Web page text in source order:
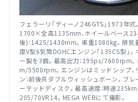
フェラーリ「ディーノ246GTS」1973年
1700×全高1135mm、ホイールベース
後)：1425/1430mm。車重1080kg。排気
度V型6気筒DOHCエンジン「135CS型」
ー製を3個。最高出力：195ps/7600rpm
m/5500rpm。エンジンはミッドシップ、
ン：前後共ダブルウィッシュボーン。ブ
ーテッドディスク。最高速度：時速235km
205/70VR14。MEGA WEBにて撮影。